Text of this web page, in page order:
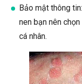
Bảo mật thông
nen bạn nên
cá nhân.